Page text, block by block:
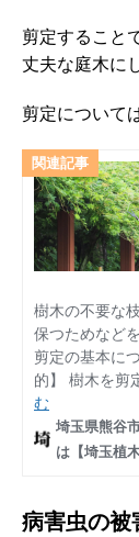
剪定すること
丈夫な庭木に
剪定について
病害虫の被